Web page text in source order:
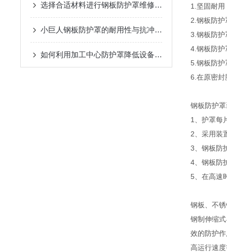
选择合适材料进行钢板防护罩维修与更换
小巨人钢板防护罩的耐用性与抗冲击性能分析
如何利用加工中心防护罩降低设备损耗？
1.坚固耐
2.钢板防
3.钢板防护
4.钢板防护
5.钢板防护
6.在原密
钢板防护
1、护罩每
2、采用装
3、钢板防
4、钢板防
5、在高速
钢板、不
钢制伸缩
效的防护
高运行速